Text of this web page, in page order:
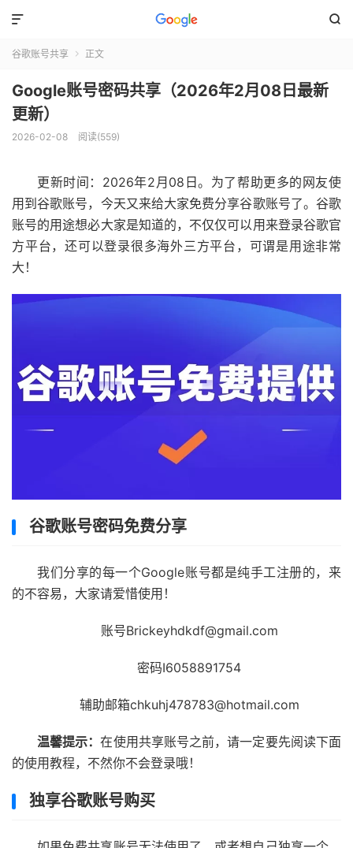


谷歌账号共享  正文
Google账号密码共享（2026年2月08日最新
更新）
2026-02-08 阅读(559)
更新时间：2026年2月08日。为了帮助更多的网友使
用到谷歌账号，今天又来给大家免费分享谷歌账号了。谷歌
账号的用途想必大家是知道的，不仅仅可以用来登录谷歌官
方平台，还可以登录很多海外三方平台，可谓是用途非常
大！
谷歌账号密码免费分享
我们分享的每一个Google账号都是纯手工注册的，来
的不容易，大家请爱惜使用！
账号Brickeyhdkdf@gmail.com
密码I6058891754
辅助邮箱chkuhj478783@hotmail.com
温馨提示：在使用共享账号之前，请一定要先阅读下面
的使用教程，不然你不会登录哦！
独享谷歌账号购买